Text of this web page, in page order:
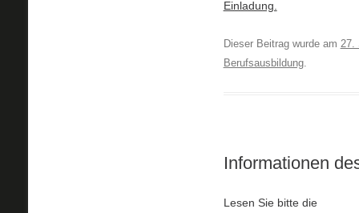
Einladung.
Dieser Beitrag wurde am 27.
Berufsausbildung.
Informationen
Lesen Sie bitte die